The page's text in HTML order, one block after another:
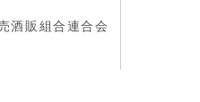
酒販組合連合会